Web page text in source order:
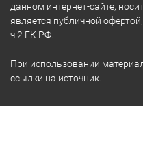
данном интернет-сайте,
является публичной
ч.2 ГК РФ.
При использовании
ссылки на источник.